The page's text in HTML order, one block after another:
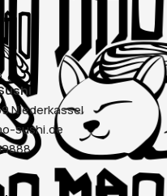
Niederkassel
sushi.de